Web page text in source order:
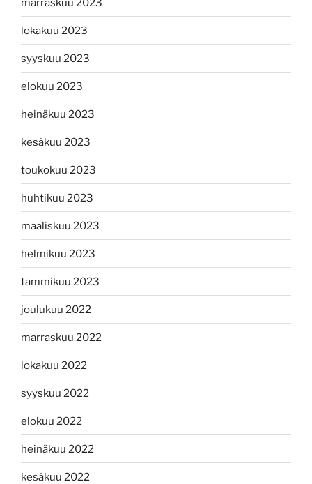
marraskuu 2023
lokakuu 2023
syyskuu 2023
elokuu 2023
heinäkuu 2023
kesäkuu 2023
toukokuu 2023
huhtikuu 2023
maaliskuu 2023
helmikuu 2023
tammikuu 2023
joulukuu 2022
marraskuu 2022
lokakuu 2022
syyskuu 2022
elokuu 2022
heinäkuu 2022
kesäkuu 2022